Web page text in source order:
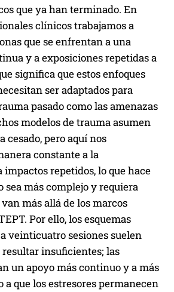
que ya han terminado. En
clínicos trabajamos a
que se enfrentan a una
y a exposiciones repetidas a
significa que estos enfoques
ser adaptados para
pasado como las amenazas
modelos de trauma asumen
cesado, pero aquí nos
constante a la
repetidos, lo que hace
sea más complejo y requiera
más allá de los marcos
Por ello, los esquemas
veinticuatro sesiones suelen
resultar insuficientes; las
un apoyo más continuo y a más
a que los estresores permanecen